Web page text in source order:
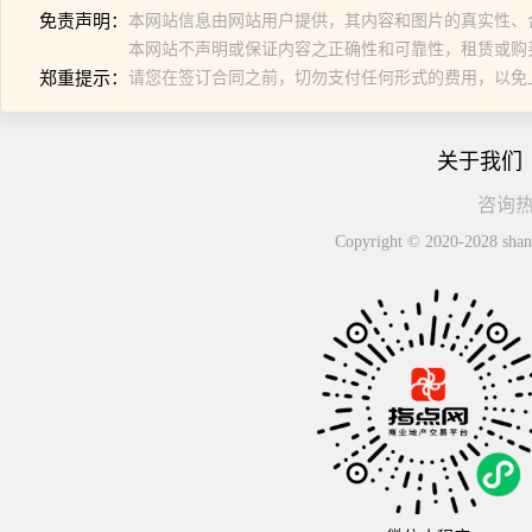
免责声明： 本网站信息由网站用户提供，其内容和图片的真实性
本网站不声明或保证内容之正确性和可靠性，租赁或
郑重提示： 请您在签订合同之前，切勿支付任何形式的费用，以免
关于我们
咨询
Copyright © 2020-2028